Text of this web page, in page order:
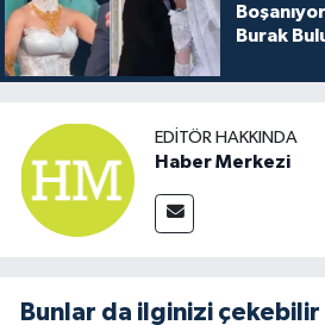
Burak
EDITÖR HAKKINDA
Haber Merkezi
Bunlar da ilginizi çekebilir